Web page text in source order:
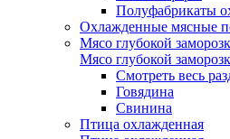
Полуфабрикаты
Охлажденные мясные
Мясо глубокой
Мясо глубокой
Смотреть весь
Говядина
Свинина
Птица охлажденная